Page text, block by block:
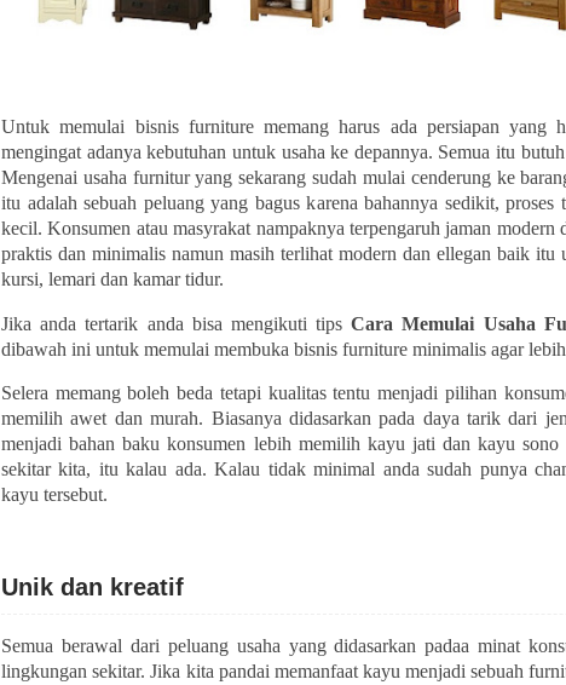
Untuk memulai bisnis furniture memang harus ada persiapan yang
mengingat adanya kebutuhan untuk usaha ke depannya. Semua itu
Mengenai usaha furnitur yang sekarang sudah mulai cenderung ke
itu adalah sebuah peluang yang bagus karena bahannya sedikit,
kecil. Konsumen atau masyrakat nampaknya terpengaruh jaman modern
praktis dan minimalis namun masih terlihat modern dan ellegan baik itu
kursi, lemari dan kamar tidur.
Jika anda tertarik anda bisa mengikuti tipsCara Memulai Usaha
dibawah ini untuk memulai membuka bisnis furniture minimalis agar
Selera memang boleh beda tetapi kualitas tentu menjadi pilihan
memilih awet dan murah. Biasanya didasarkan pada daya tarik dari
menjadi bahan baku konsumen lebih memilih kayu jati dan kayu
sekitar kita, itu kalau ada. Kalau tidak minimal anda sudah punya
kayu tersebut.
Unik dan kreatif
Semua berawal dari peluang usaha yang didasarkan padaa minat
lingkungan sekitar. Jika kita pandai memanfaat kayu menjadi sebuah